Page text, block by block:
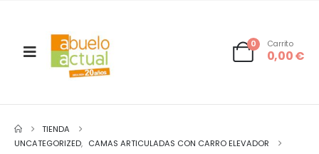
0 Carrito
0,00€
TIENDA
UNCATEGORIZED, CAMAS ARTICULADAS CON CARRO ELEVADOR